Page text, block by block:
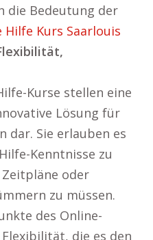
die Bedeutung der
Hilfe Kurs Saarlouis
Kurse stellen eine
Lösung für
dar. Sie erlauben es
Kenntnisse zu
oder
zu müssen.
des Online-
die es den